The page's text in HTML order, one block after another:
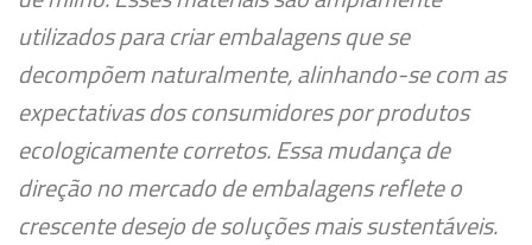
utilizados para criar embalagens que se
decompõem naturalmente, alinhando-se com as
expectativas dos consumidores por produtos
ecologicamente corretos. Essa mudança de
direção no mercado de embalagens reflete o
crescente desejo de soluções mais sustentáveis.